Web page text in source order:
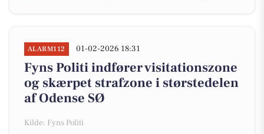
ALARM112 01-02-2026 18:31
Fyns Politi indfører visitationszone
og skærpet strafzone i størstedelen
af Odense SØ
Kilde: Fyns Politi